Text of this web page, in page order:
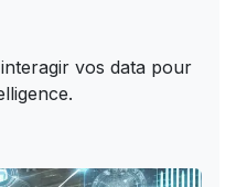
vos data pour